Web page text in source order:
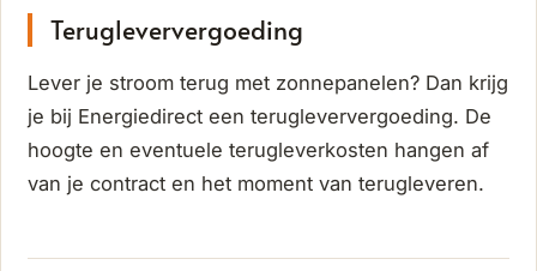
Terugleververgoeding
Lever je stroom terug met zonnepanelen? Dan krijg
je bij Energiedirect een terugleververgoeding. De
hoogte en eventuele terugleverkosten hangen af
van je contract en het moment van terugleveren.